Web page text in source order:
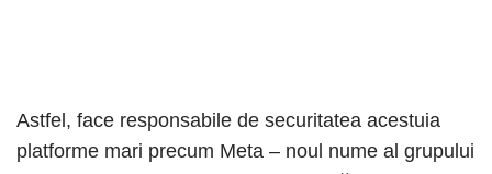
Astfel, face responsabile de securitatea acestuia
platforme mari precum Meta – noul nume al grupului